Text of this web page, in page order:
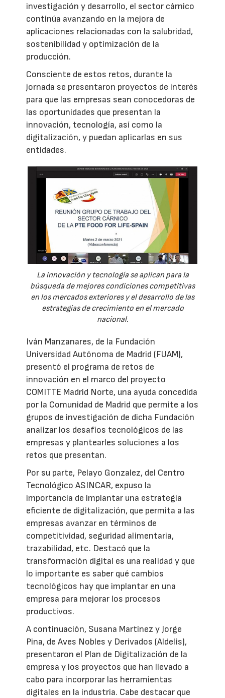
investigación y desarrollo, el sector cárnico
continúa avanzando en la mejora de
aplicaciones relacionadas con la salubridad,
sostenibilidad y optimización de la
producción.
Consciente de estos retos, durante la
jornada se presentaron proyectos de interés
para que las empresas sean conocedoras de
las oportunidades que presentan la
innovación, tecnología, así como la
digitalización, y puedan aplicarlas en sus
entidades.
La innovación y tecnología se aplican para la
búsqueda de mejores condiciones competitivas
en los mercados exteriores y el desarrollo de las
estrategias de crecimiento en el mercado
nacional.
Iván Manzanares, de la Fundación
Universidad Autónoma de Madrid (FUAM),
presentó el programa de retos de
innovación en el marco del proyecto
COMITTE Madrid Norte, una ayuda concedida
por la Comunidad de Madrid que permite a los
grupos de investigación de dicha Fundación
analizar los desafíos tecnológicos de las
empresas y plantearles soluciones a los
retos que presentan.
Por su parte, Pelayo Gonzalez, del Centro
Tecnológico ASINCAR, expuso la
importancia de implantar una estrategia
eficiente de digitalización, que permita a las
empresas avanzar en términos de
competitividad, seguridad alimentaria,
trazabilidad, etc. Destacó que la
transformación digital es una realidad y que
lo importante es saber qué cambios
tecnológicos hay que implantar en una
empresa para mejorar los procesos
productivos.
A continuación, Susana Martínez y Jorge
Pina, de Aves Nobles y Derivados (Aldelis),
presentaron el Plan de Digitalización de la
empresa y los proyectos que han llevado a
cabo para incorporar las herramientas
digitales en la industria. Cabe destacar que